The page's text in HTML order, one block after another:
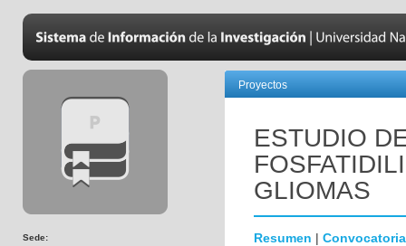
Sede:
Proyectos
ESTUDIO
GLIOMAS
Resumen | Convocatoria